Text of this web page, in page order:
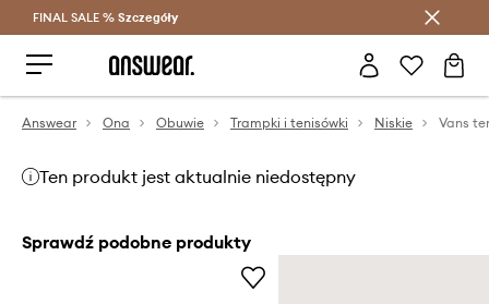
Oszczędzaj z Answear Club >
FINAL SALE % Szczegóły
Answear Ona Obuwie Trampki i tenisówki Niskie Vans
Ten produkt jest aktualnie niedostępny
Sprawdź podobne produkty